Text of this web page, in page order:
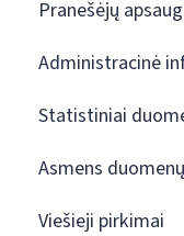
Pranešėjų
Administracinė
Statistiniai
Asmens
Viešieji pirkimai